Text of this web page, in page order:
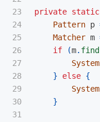
23
24
25
26
27
28
29
30
31
private static
Pattern p
Matcher m
if
(m. find
System
}
else {
System
}